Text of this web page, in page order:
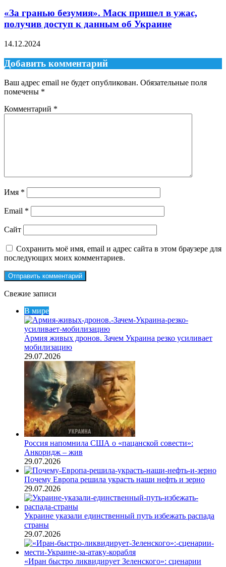
«За гранью безумия». Маск пришел в ужас,
получив доступ к данным об Украине
14.12.2024
Добавить комментарий
Ваш адрес email не будет опубликован. Обязательные поля
помечены *
Комментарий *
Имя *
Email *
Сайт
Сохранить моё имя, email и адрес сайта в этом браузере для
последующих моих комментариев.
Свежие записи
В мире
Армия живых дронов. Зачем Украина резко усиливает
мобилизацию
29.07.2026
Россия напомнила США о «пацанской совести»:
Анкоридж – жив
29.07.2026
Почему Европа решила украсть наши нефть и зерно
29.07.2026
Украине указали единственный путь избежать распада
страны
29.07.2026
«Иран быстро ликвидирует Зеленского»: сценарии